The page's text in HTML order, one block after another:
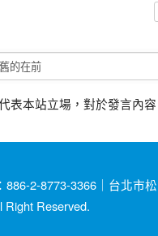
表本站立場，對於發言內
2-8773-3366｜台北市
Right Reserved.